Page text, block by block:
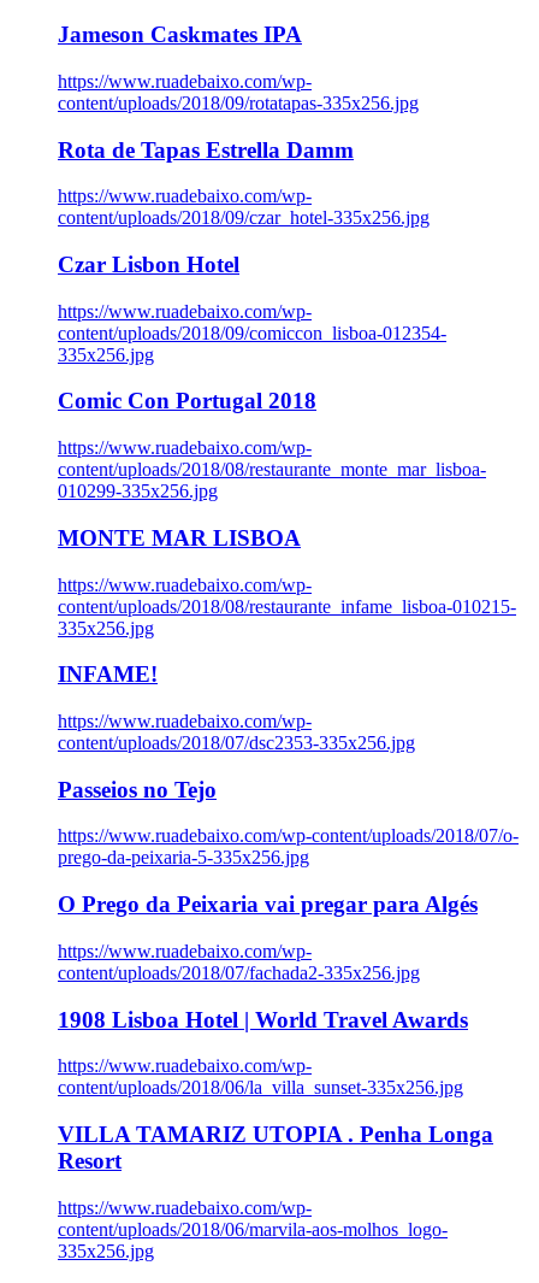
Jameson Caskmates IPA
https://www.ruadebaixo.com/wp-
content/uploads/2018/09/rotatapas-335x256.jpg
Rota de Tapas Estrella Damm
https://www.ruadebaixo.com/wp-
content/uploads/2018/09/czar_hotel-335x256.jpg
Czar Lisbon Hotel
https://www.ruadebaixo.com/wp-
content/uploads/2018/09/comiccon_lisboa-012354-
335x256.jpg
Comic Con Portugal 2018
https://www.ruadebaixo.com/wp-
content/uploads/2018/08/restaurante_monte_mar_lisboa-
010299-335x256.jpg
MONTE MAR LISBOA
https://www.ruadebaixo.com/wp-
content/uploads/2018/08/restaurante_infame_lisboa-010215-
335x256.jpg
INFAME!
https://www.ruadebaixo.com/wp-
content/uploads/2018/07/dsc2353-335x256.jpg
Passeios no Tejo
https://www.ruadebaixo.com/wp-content/uploads/2018/07/o-
prego-da-peixaria-5-335x256.jpg
O Prego da Peixaria vai pregar para Algés
https://www.ruadebaixo.com/wp-
content/uploads/2018/07/fachada2-335x256.jpg
1908 Lisboa Hotel | World Travel Awards
https://www.ruadebaixo.com/wp-
content/uploads/2018/06/la_villa_sunset-335x256.jpg
VILLA TAMARIZ UTOPIA . Penha Longa
Resort
https://www.ruadebaixo.com/wp-
content/uploads/2018/06/marvila-aos-molhos_logo-
335x256.jpg